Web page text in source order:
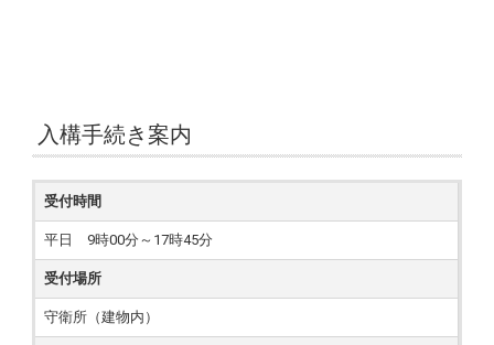
入構手続き案内
受付時間
平日 9時00分～17時45分
受付場所
守衛所（建物内）